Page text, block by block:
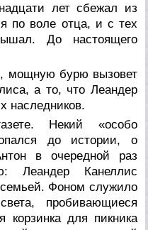
лет сбежал из
по воле отца, и с тех
До настоящего
мощную бурю вызовет
а то, что Леандер
наследников.
Некий «особо
до истории, о
в очередной раз
Леандер Канеллис
Фоном служило
пробивающиеся
корзинка для пикника